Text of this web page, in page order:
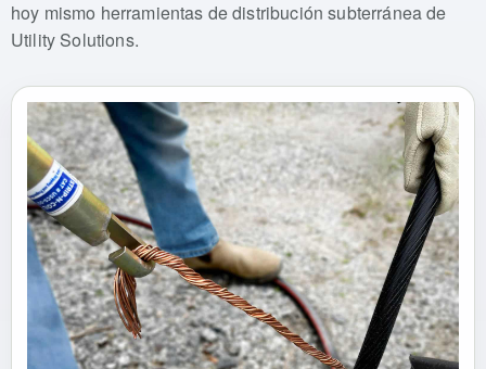
hoy mismo herramientas de distribución subterránea de
Utility Solutions.